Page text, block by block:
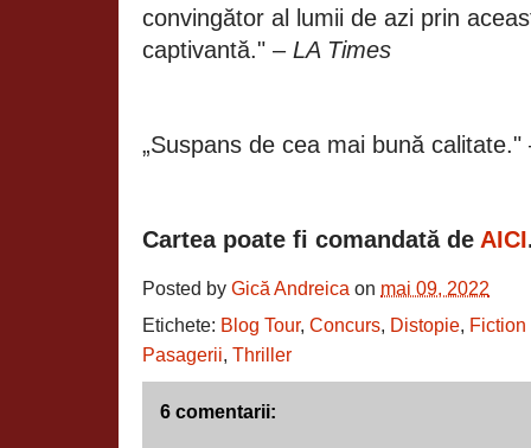
convingător al lumii de azi prin
captivantă." – LA Times
„Suspans de cea mai bună
Cartea poate fi comandată de AICI
Posted by Gică Andreica on mai 09, 2022
Etichete: Blog Tour, Concurs, Distopie,
Pasagerii, Thriller
6 comentarii: